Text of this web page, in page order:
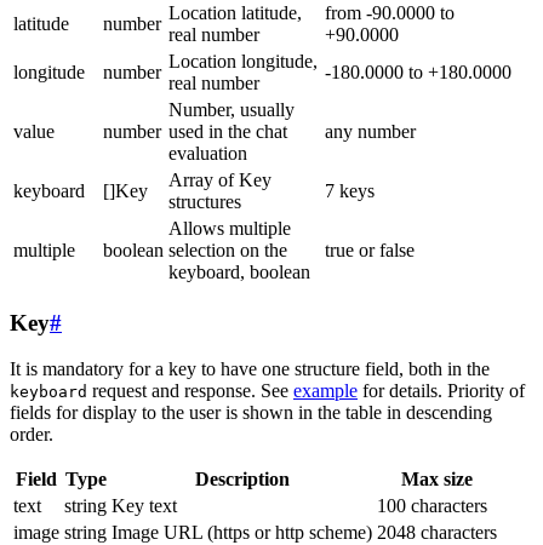
latitude
number
Location latitude,
real number
from -90.0000 to
+90.0000
longitude
number
Location longitude,
real number
-180.0000 to +180.0000
value number
Number, usually
used in the chat
evaluation
any number
keyboard []Key
Array of Key
structures
7 keys
multiple boolean
Allows multiple
selection on the
keyboard, boolean
true or false
Key#
It is mandatory for a key to have one structure field, both in the
keyboard request and response. See example for details. Priority of
fields for display to the user is shown in the table in descending
order.
Field Type Description
Max size
text
string Key text
100 characters
image string Image URL (https or http scheme) 2048 characters